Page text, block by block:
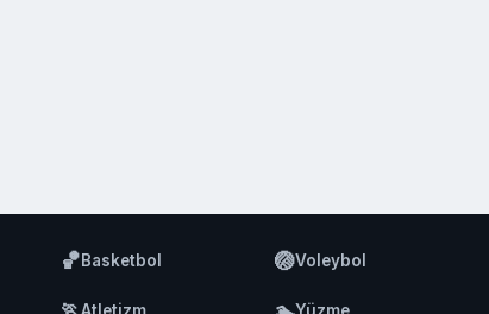
🏀Basketbol 🏐Voleybol